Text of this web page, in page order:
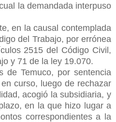
la demandada interpuso
en la causal contemplada
del Trabajo, por errónea
2515 del Código Civil,
y 71 de la ley 19.070.
de Temuco, por sentencia
curso, luego de rechazar
acogió la subsidiaria, y
en la que hizo lugar a
correspondientes a la